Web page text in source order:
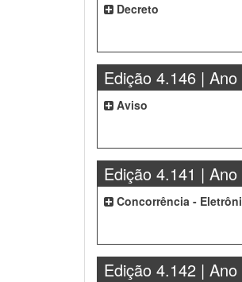
Decreto
Edição 4.146 | Ano
Aviso
Edição 4.141 | Ano
Concorrência -
Edição 4.142 | Ano